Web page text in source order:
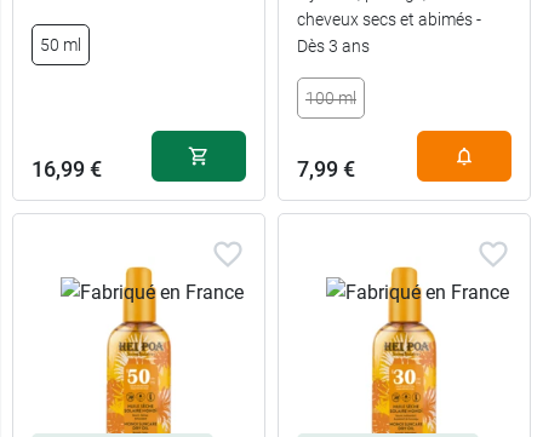
50 ml
16,99 €
cheveux secs et abimés -
Dès 3 ans
100 ml
7,99 €